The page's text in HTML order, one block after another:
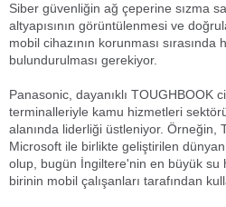
Siber güvenliğin ağ çeperine sızma
altyapısının görüntülenmesi ve
mobil cihazının korunması
bulundurulması gerekiyor.
Panasonic, dayanıklı TOUGHBOOK
terminalleriyle kamu hizmetleri
alanında liderliği üstleniyor. Örneğin,
Microsoft ile birlikte geliştirilen
olup, bugün İngiltere'nin en büyük su
birinin mobil çalışanları tarafından